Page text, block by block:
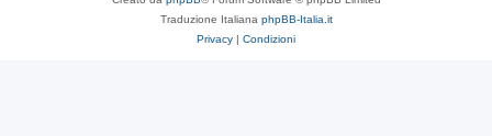
Traduzione Italiana phpBB-Italia.it
Privacy | Condizioni